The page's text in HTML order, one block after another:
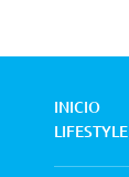
INICIO
LIFESTYLE